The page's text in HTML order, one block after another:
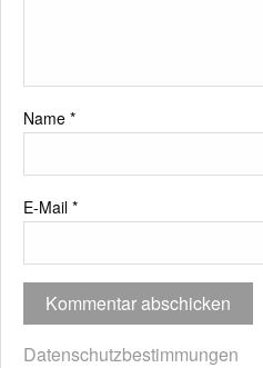
Name *
E-Mail *
Datenschutzbestimmungen